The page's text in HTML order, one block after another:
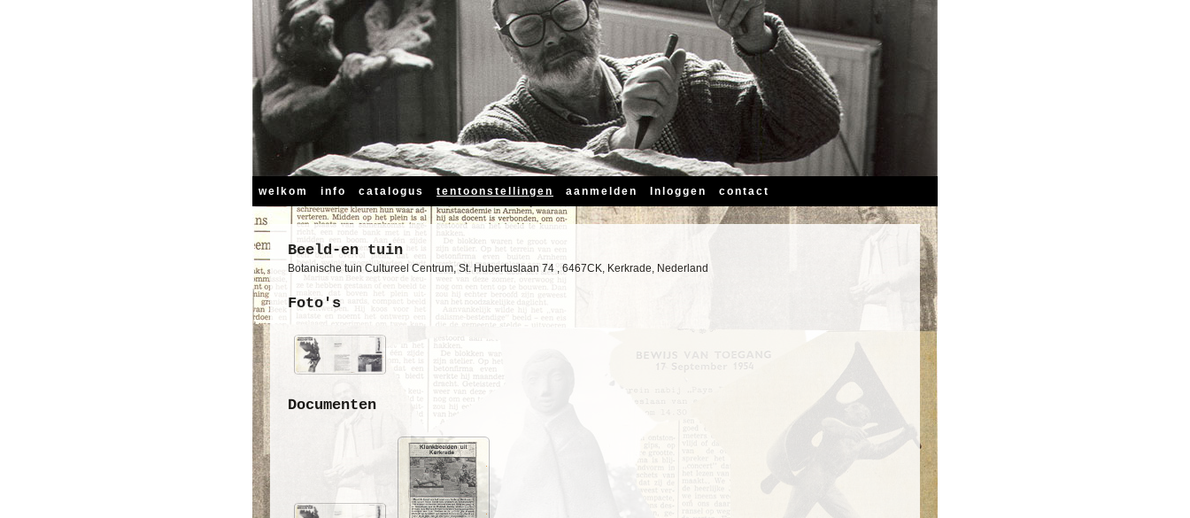
welkom info catalogus tentoonstellingen aanmelden Inloggen contact
Beeld-en tuin
Botanische tuin Cultureel Centrum, St. Hubertuslaan 74 , 6467CK, Kerkrade, Nederland
Foto's
Documenten